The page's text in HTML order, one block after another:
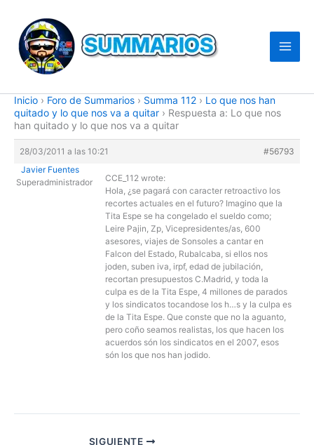
contenido
Inicio › Foro de Summarios › Summa 112 › Lo que nos han
quitado y lo que nos va a quitar › Respuesta a: Lo que nos
han quitado y lo que nos va a quitar
28/03/2011 a las 10:21
#56793
Javier Fuentes
Superadministrador
CCE_112 wrote:
Hola, ¿se pagará con caracter retroactivo los
recortes actuales en el futuro? Imagino que la
Tita Espe se ha congelado el sueldo como;
Leire Pajin, Zp, Vicepresidentes/as, 600
asesores, viajes de Sonsoles a cantar en
Falcon del Estado, Rubalcaba, si ellos nos
joden, suben iva, irpf, edad de jubilación,
recortan presupuestos C.Madrid, y toda la
culpa es de la Tita Espe, 4 millones de parados
y los sindicatos tocandose los h…s y la culpa es
de la Tita Espe. Que conste que no la aguanto,
pero coño seamos realistas, los que hacen los
acuerdos són los sindicatos en el 2007, esos
són los que nos han jodido.
SIGUIENTE